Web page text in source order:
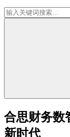
合思财务数
新时代